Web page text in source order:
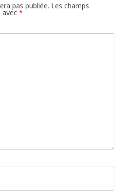
pas publiée. Les champs
avec *